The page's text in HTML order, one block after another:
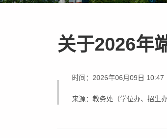
关于2026年
时间：2026年06月09日 10:47
来源：教务处（学位办、招生